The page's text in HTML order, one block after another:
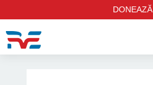
DONEAZĂ